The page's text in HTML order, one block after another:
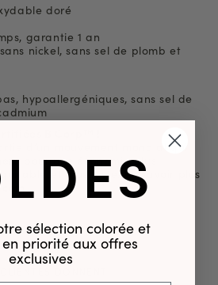
doré
garantie 1 an
nickel, sans sel de plomb et
hypoallergéniques, sans sel de
d’un mouvement mondial qui
pour une économie plus
et plus juste. En savoir plus
sélection colorée et
priorité aux offres
exclusives